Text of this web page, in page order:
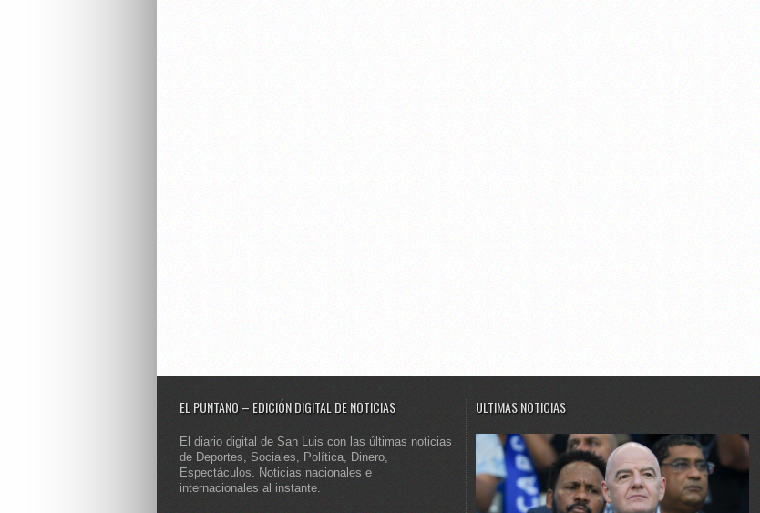
EL PUNTANO – EDICIÓN DIGITAL DE NOTICIAS
El diario digital de San Luis con las últimas noticias
de Deportes, Sociales, Política, Dinero,
Espectáculos. Noticias nacionales e
internacionales al instante.
ULTIMAS NOTICIAS